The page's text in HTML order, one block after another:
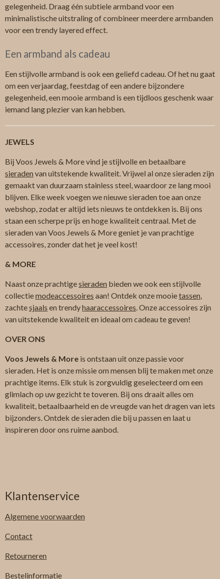
gelegenheid. Draag één subtiele armband voor een
minimalistische uitstraling of combineer meerdere armbanden
voor een trendy layered effect.
Een armband als cadeau
Een stijlvolle armband is ook een geliefd cadeau. Of het nu gaat
om een verjaardag, feestdag of een andere bijzondere
gelegenheid, een mooie armband is een tijdloos geschenk waar
iemand lang plezier van kan hebben.
JEWELS
Bij Voos Jewels & More vind je stijlvolle en betaalbare
sieraden van uitstekende kwaliteit. Vrijwel al onze sieraden zijn
gemaakt van duurzaam stainless steel, waardoor ze lang mooi
blijven. Elke week voegen we nieuwe sieraden toe aan onze
webshop, zodat er altijd iets nieuws te ontdekken is. Bij ons
staan een scherpe prijs en hoge kwaliteit centraal. Met de
sieraden van Voos Jewels & More geniet je van prachtige
accessoires, zonder dat het je veel kost!
& MORE
Naast onze prachtigesieraden bieden we ook een stijlvolle
collectiemodeaccessoires aan! Ontdek onze mooietassen,
zachtesjaals en trendyhaaraccessoires. Onze accessoires zijn
van uitstekende kwaliteit en ideaal om cadeau te geven!
OVER ONS
Voos Jewels & More is ontstaan uit onze passie voor
sieraden. Het is onze missie om mensen blij te maken met onze
prachtige items. Elk stuk is zorgvuldig geselecteerd om een
glimlach op uw gezicht te toveren. Bij ons draait alles om
kwaliteit, betaalbaarheid en de vreugde van het dragen van iets
bijzonders. Ontdek de sieraden die bij u passen en laat u
inspireren door ons ruime aanbod.
Klantenservice
Algemenevoorwaarden
Contact
Retourneren
Bestelinformatie